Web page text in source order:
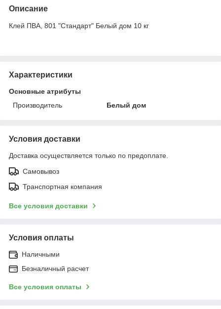
Описание
Клей ПВА, 801 "Стандарт" Белый дом 10 кг
Характеристики
Основные атрибуты
Производитель
Белый дом
Условия доставки
Доставка осуществляется только по предоплате.
Самовывоз
Транспортная компания
Все условия доставки
Условия оплаты
Наличными
Безналичный расчет
Все условия оплаты